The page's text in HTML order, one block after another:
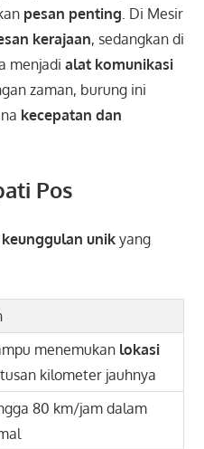
pesan penting . Di Mesir
kerajaan, sedangkan di
menjadi alat komunikasi
zaman, burung ini
kecepatan dan
Pos
keunggulan unikyang
menemukan lokasi
kilometer jauhnya
80 km/jam dalam